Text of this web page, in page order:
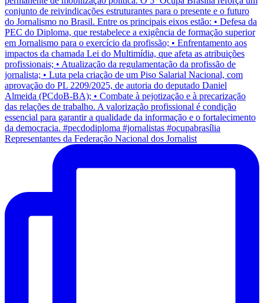
Representantes da Federação Nacional dos Jornalist